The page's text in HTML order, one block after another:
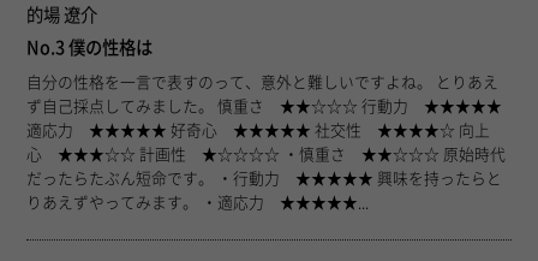
的場 遼介
No.3 僕の性格は
自分の性格を一言で表すのって、意外と難しいですよね。 とりあえ
ず自己採点してみました。 慎重さ ★★☆☆☆ 行動力 ★★★★★
適応力 ★★★★★ 好奇心 ★★★★★ 社交性 ★★★★☆ 向上
心 ★★★☆☆ 計画性 ★☆☆☆☆ ・慎重さ ★★☆☆☆ 原始時代
だったらたぶん短命です。 ・行動力 ★★★★★ 興味を持ったらと
りあえずやってみます。 ・適応力 ★★★★★...